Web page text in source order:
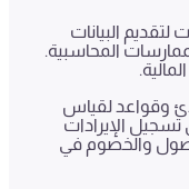
البيانات
المحاسبية.
وقواعد لقياس
الإيرادات
والخصوم في